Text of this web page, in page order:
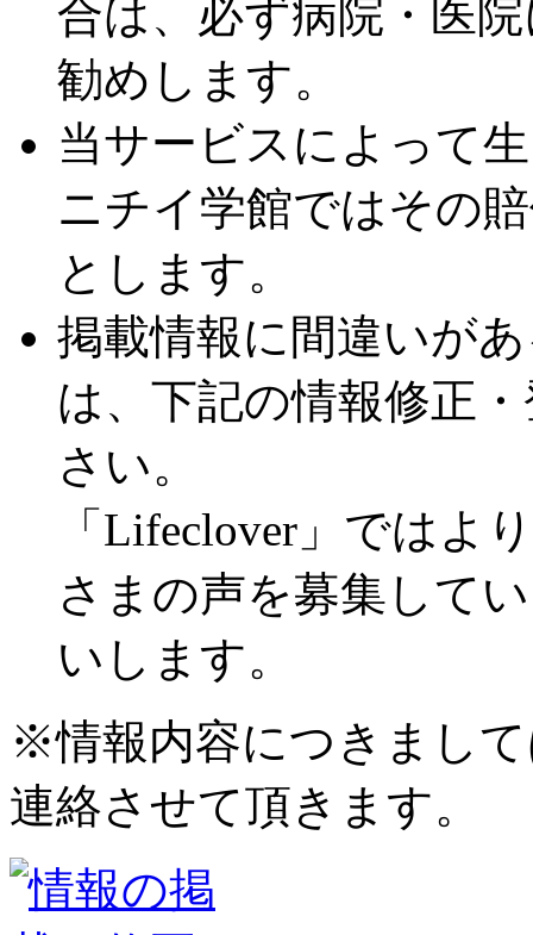
合は、必ず病院・医
勧めします。
当サービスによって
ニチイ学館ではその
とします。
掲載情報に間違いが
は、下記の情報修正
さい。
「Lifeclover」ではよ
さまの声を募集して
いします。
※情報内容につきまし
連絡させて頂きます。